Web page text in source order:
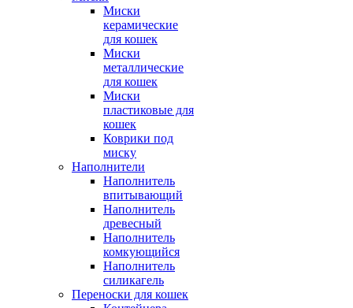
Миски
керамические
для кошек
Миски
металлические
для кошек
Миски
пластиковые для
кошек
Коврики под
миску
Наполнители
Наполнитель
впитывающий
Наполнитель
древесный
Наполнитель
комкующийся
Наполнитель
силикагель
Переноски для кошек